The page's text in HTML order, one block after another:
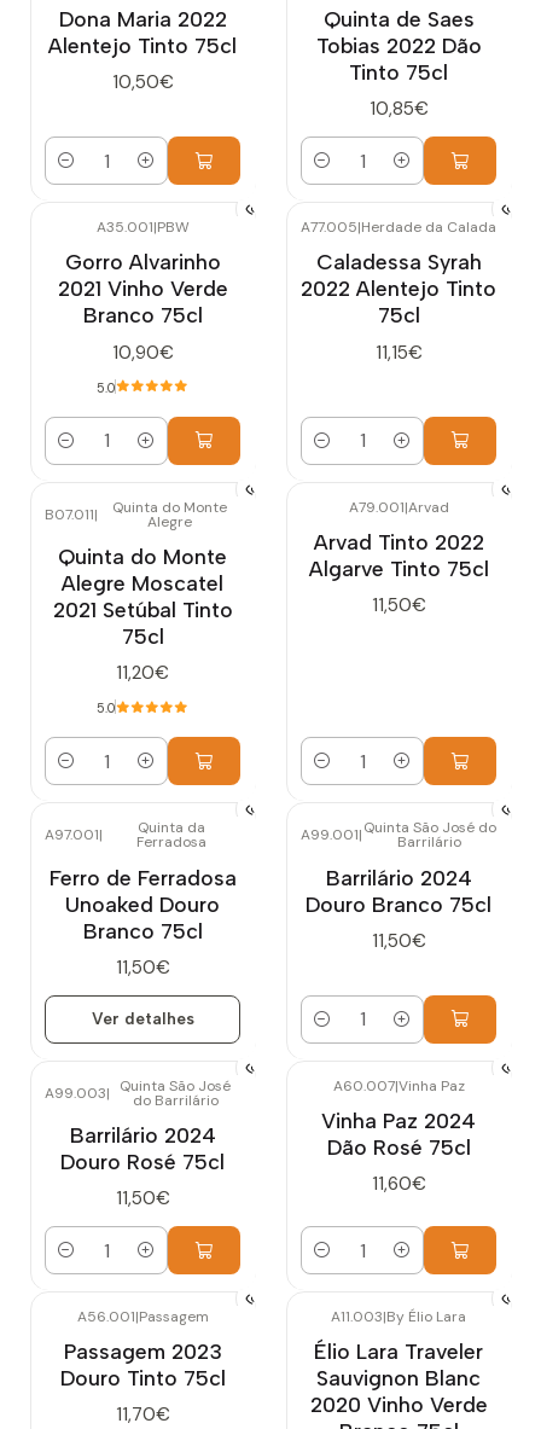
Dona Maria 2022
Alentejo Tinto 75cl
10,50€
Quantidade
Quinta de Saes
Tobias 2022 Dão
Tinto 75cl
10,85€
Quantidade
A35.001|PBW
Gorro Alvarinho
2021 Vinho Verde
Branco 75cl
10,90€
5.0
Quantidade
A77.005|Herdade da Calada
Caladessa Syrah
2022 Alentejo Tinto
75cl
11,15€
Quantidade
B07.011| Quinta do Monte
Alegre
Quinta do Monte
Alegre Moscatel
2021 Setúbal Tinto
75cl
11,20€
5.0
Quantidade
A79.001|Arvad
Arvad Tinto 2022
Algarve Tinto 75cl
11,50€
Quantidade
Esgotado
A97.001| Quinta da
Ferradosa
Ferro de Ferradosa
Unoaked Douro
Branco 75cl
11,50€
Ver detalhes
A99.001|Quinta São José do
Barrilário
Barrilário 2024
Douro Branco 75cl
11,50€
Quantidade
A99.003| Quinta São José
do Barrilário
Barrilário 2024
Douro Rosé 75cl
11,50€
Quantidade
A60.007|Vinha Paz
Vinha Paz 2024
Dão Rosé 75cl
11,60€
Quantidade
A56.001|Passagem
Passagem 2023
Douro Tinto 75cl
11,70€
A11.003|By Élio Lara
Élio Lara Traveler
Sauvignon Blanc
2020 Vinho Verde